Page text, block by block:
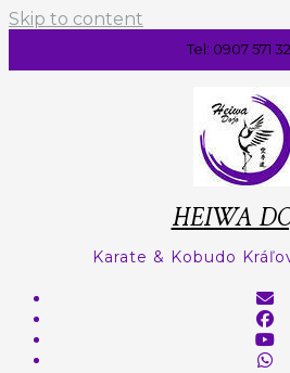
Skip to content
Tel: 0907 571
HEIWA
Karate & Kobudo